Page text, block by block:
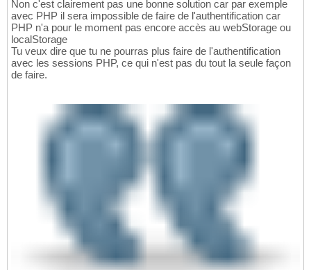
Non c'est clairement pas une bonne solution car par exemple
avec PHP il sera impossible de faire de l'authentification car
PHP n'a pour le moment pas encore accès au webStorage ou
localStorage
Tu veux dire que tu ne pourras plus faire de l'authentification
avec les sessions PHP, ce qui n'est pas du tout la seule façon
de faire.